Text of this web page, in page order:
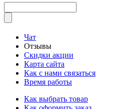
Чат
Отзывы
Скидки акции
Карта сайта
Как с нами связаться
Время работы
Как выбрать товар